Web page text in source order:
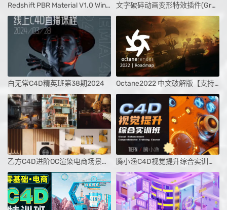
Redshift PBR Material V1.0 Win/Mac(Redshift渲染器使用PBR材质结构工具) 文字破碎动画变形特效插件(GreyscaleGorilla Transform v1.231S+官方教程)
白无常C4D精英班第38期2024 Octane2022 中文破解版【支持C4D2023、附安装教程】
乙方C4D进阶OC渲染电商场景课程合集 腾小渔C4D视觉提升综合实训班2023